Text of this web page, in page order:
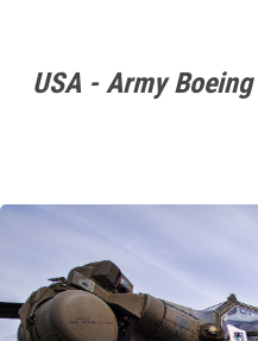
USA - Army